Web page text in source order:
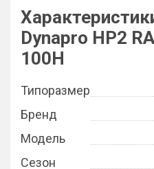
Dynapro HP2
100H
Типоразмер
Бренд
Модель
Сезон